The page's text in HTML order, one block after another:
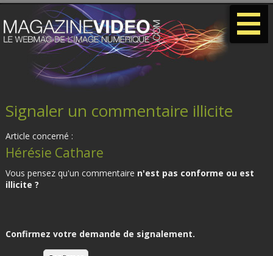
Signaler un commentaire illicite
Article concerné :
Hérésie Cathare
Vous pensez qu'un commentaire n'est pas conforme ou est
illicite ?
Confirmez votre demande de signalement.
-
-
-